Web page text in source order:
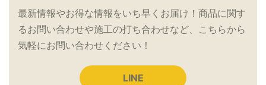
最新情報やお得な情報をいち早くお届け！商品に関す
るお問い合わせや施工の打ち合わせなど、こちらから
気軽にお問い合わせください！
LINE